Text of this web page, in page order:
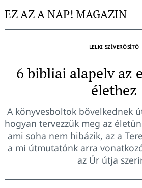
toEZ AZ A NAP! MAGAZIN
LELKI SZÍVERŐSÍTŐ
6 bibliai alapelv az
élethez
A könyvesboltok bővelkednek
hogyan tervezzük meg az
ami soha nem hibázik, az a
a mi útmutatónk arra
az Úr útja